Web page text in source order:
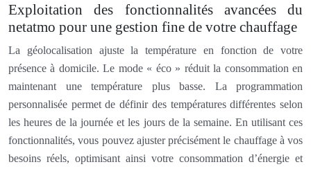
Exploitation des fonctionnalités avancées du
netatmo pour une gestion fine de votre chauffage
La géolocalisation ajuste la température en fonction de votre
présence à domicile. Le mode « éco » réduit la consommation en
maintenant une température plus basse. La programmation
personnalisée permet de définir des températures différentes selon
les heures de la journée et les jours de la semaine. En utilisant ces
fonctionnalités, vous pouvez ajuster précisément le chauffage à vos
besoins réels, optimisant ainsi votre consommation d’énergie et